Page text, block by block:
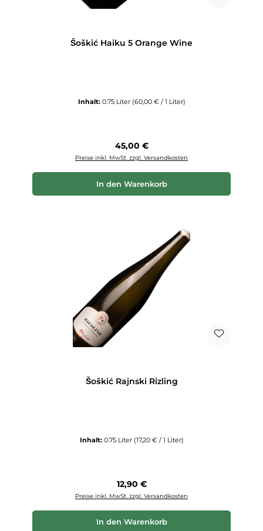
Šoškić Haiku 5 Orange Wine
Inhalt: 0.75 Liter (60,00 € / 1 Liter)
Regulärer Preis:
45,00 €
Preise inkl. MwSt. zzgl. Versandkosten
In den Warenkorb
Šoškić Rajnski Rizling
Inhalt: 0.75 Liter (17,20 € / 1 Liter)
Regulärer Preis:
12,90 €
Preise inkl. MwSt. zzgl. Versandkosten
In den Warenkorb